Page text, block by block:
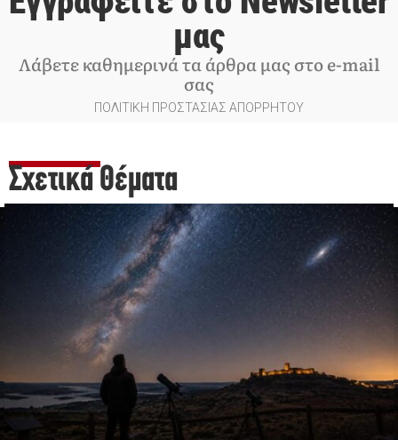
μας
Λάβετε καθημερινά τα άρθρα μας στο e-mail
σας
ΠΟΛΙΤΙΚΗ ΠΡΟΣΤΑΣΙΑΣ ΑΠΟΡΡΗΤΟΥ
Σχετικά Θέματα